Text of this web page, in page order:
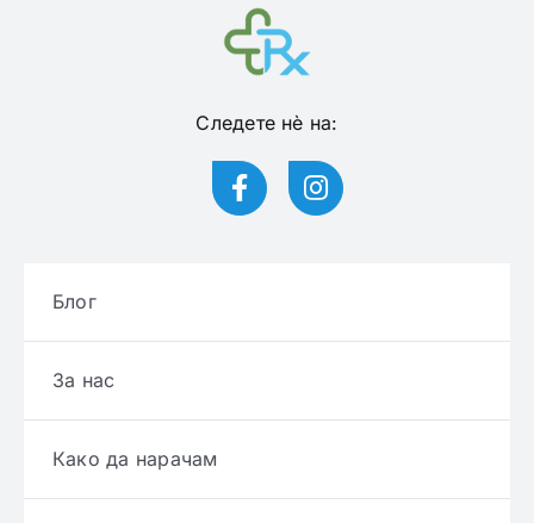
Следете нѐ на:
Блог
За нас
Како да нарачам